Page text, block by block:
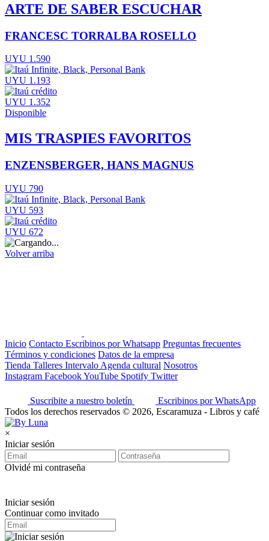
ARTE DE SABER ESCUCHAR
FRANCESC TORRALBA ROSELLO
UYU 1.590
UYU 1.193
UYU 1.352
Disponible
MIS TRASPIES FAVORITOS
ENZENSBERGER, HANS MAGNUS
UYU 790
UYU 593
UYU 672
Volver arriba
Inicio Contacto Escribinos por Whatsapp Preguntas frecuentes
Términos y condiciones Datos de la empresa
Tienda Talleres Intervalo Agenda cultural Nosotros
Instagram FacebookYouTube Spotify Twitter
Suscribite a nuestro boletín
Escribinos por WhatsApp
Todos los derechos reservados © 2026, Escaramuza - Libros y café
×
Iniciar sesión
Olvidé mi contraseña
Iniciar sesión
Continuar como invitado